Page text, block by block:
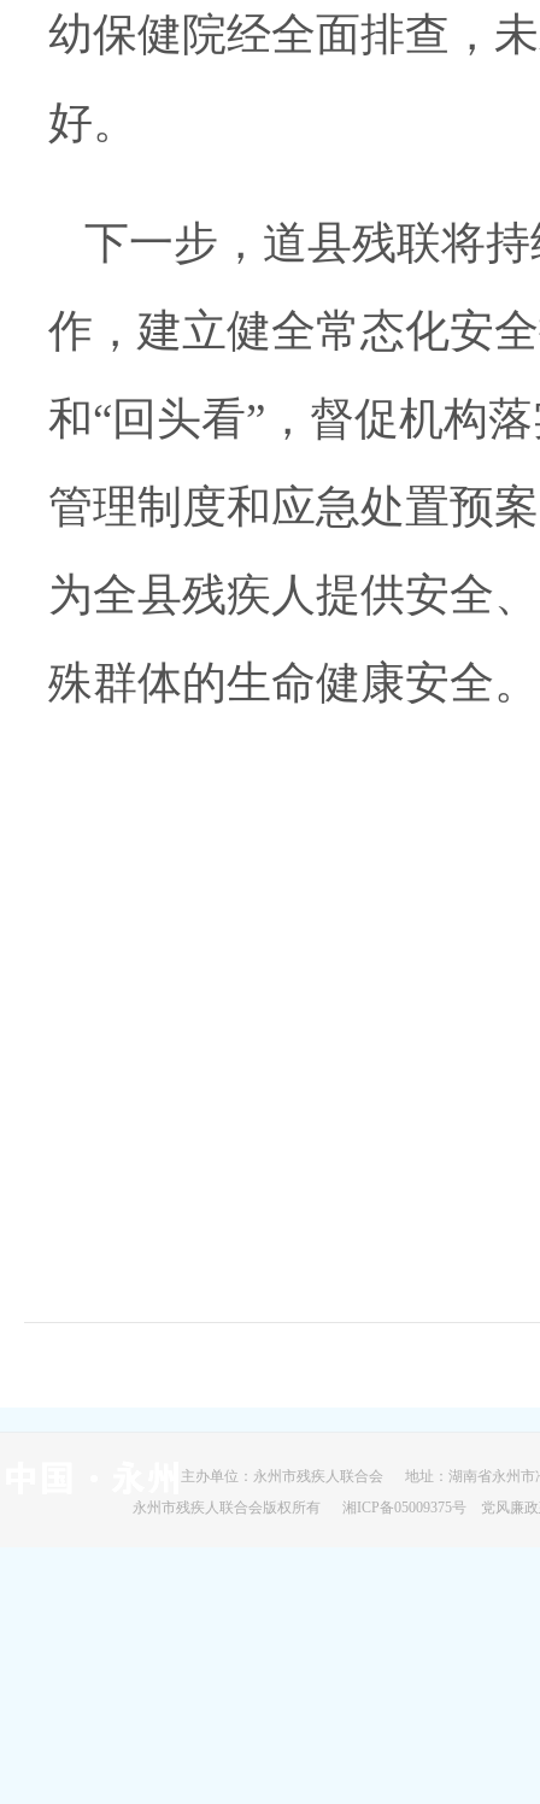
幼保健院经全面排查，
好。
下一步，道县残联将
作，建立健全常态化安
和“回头看”，督促机构
管理制度和应急处置预
为全县残疾人提供安全
殊群体的生命健康安全
主办单位：永州市残疾人联合会 地址：湖南省永州市
永州市残疾人联合会版权所有 湘ICP备05009375号 党风廉